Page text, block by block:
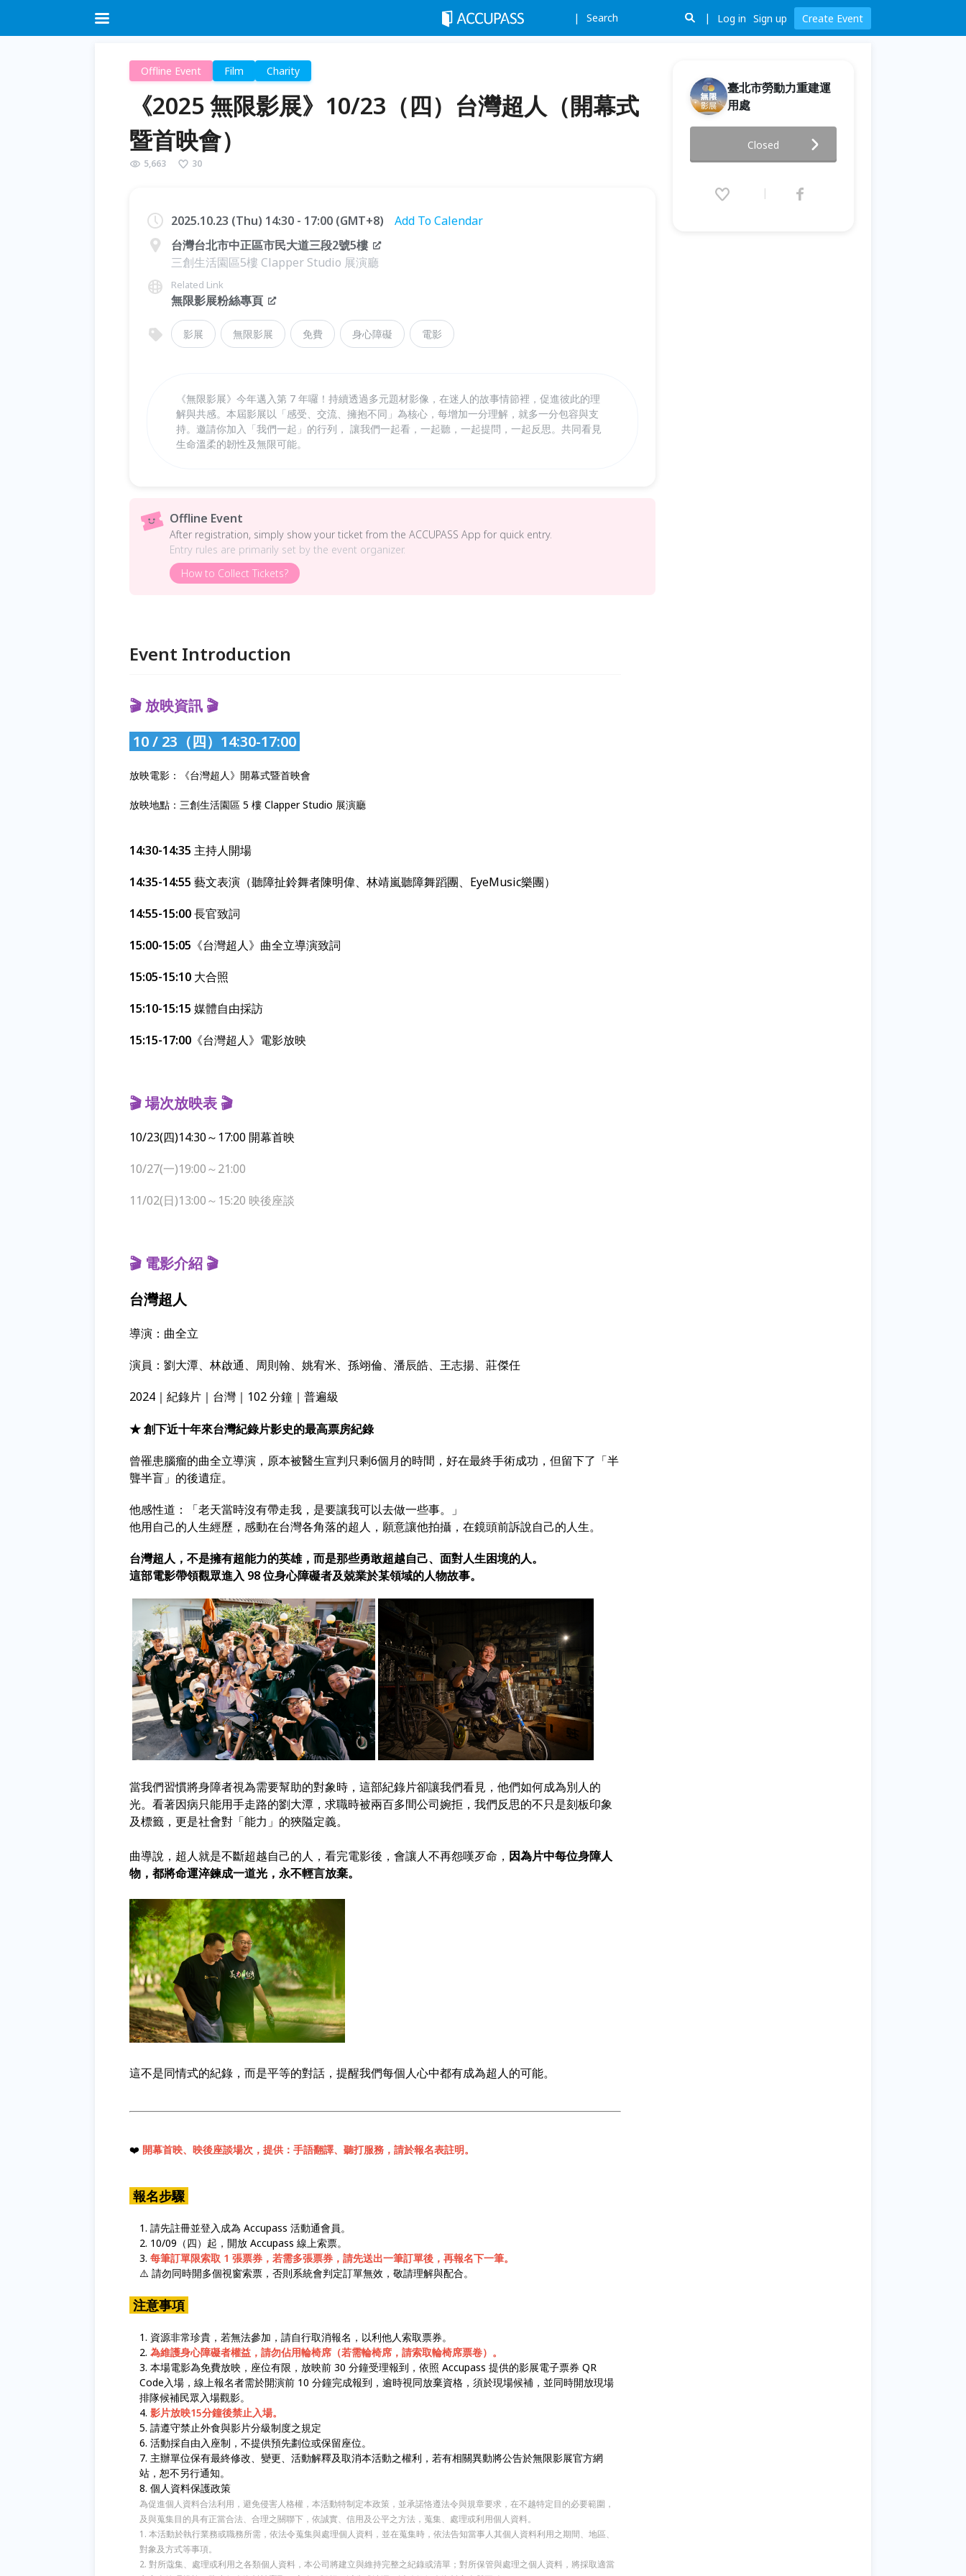
Search Log in Sign up Create Event
Offline Event Film Charity
《2025 無限影展》10/23（四）台灣超人（開幕式
暨首映會）
5,663 30
2025.10.23 (Thu) 14:30 - 17:00 (GMT+8)
Add To Calendar
台灣台北市中正區市民大道三段2號5樓
三創生活園區5樓 Clapper Studio 展演廳
Related Link
無限影展粉絲專頁
影展 無限影展 免費 身心障礙 電影
《無限影展》今年邁入第 7 年囉！持續透過多元題材影像，在迷人的故事情節裡，促進彼此的理
解與共感。本屆影展以「感受、交流、擁抱不同」為核心，每增加一分理解，就多一分包容與支
持。邀請你加入「我們一起」的行列， 讓我們一起看，一起聽，一起提問，一起反思。共同看見
生命溫柔的韌性及無限可能。
Offline Event
After registration, simply show your ticket from the ACCUPASS App for quick entry.
Entry rules are primarily set by the event organizer.
How to Collect Tickets?
Event Introduction
🎬 放映資訊 🎬
10 / 23（四）14:30-17:00
放映電影：《台灣超人》開幕式暨首映會
放映地點：三創生活園區 5 樓 Clapper Studio 展演廳
14:30-14:35 主持人開場
14:35-14:55 藝文表演（聽障扯鈴舞者陳明偉、林靖嵐聽障舞蹈團、EyeMusic樂團）
14:55-15:00長官致詞
15:00-15:05 《台灣超人》曲全立導演致詞
15:05-15:10 大合照
15:10-15:15 媒體自由採訪
15:15-17:00 《台灣超人》電影放映
🎬 場次放映表 🎬
10/23(四)14:30～17:00 開幕首映
10/27(一)19:00～21:00
11/02(日)13:00～15:20 映後座談
🎬 電影介紹 🎬
台灣超人
導演：曲全立
演員：劉大潭、林啟通、周則翰、姚宥米、孫翊倫、潘辰皓、王志揚、莊傑任
2024｜紀錄片｜台灣｜102 分鐘｜普遍級
★ 創下近十年來台灣紀錄片影史的最高票房紀錄
曾罹患腦瘤的曲全立導演，原本被醫生宣判只剩6個月的時間，好在最終手術成功，但留下了「半
聾半盲」的後遺症。
他感性道：「老天當時沒有帶走我，是要讓我可以去做一些事。」
他用自己的人生經歷，感動在台灣各角落的超人，願意讓他拍攝，在鏡頭前訴說自己的人生。
台灣超人，不是擁有超能力的英雄，而是那些勇敢超越自己、面對人生困境的人。
這部電影帶領觀眾進入 98 位身心障礙者及兢業於某領域的人物故事。
當我們習慣將身障者視為需要幫助的對象時，這部紀錄片卻讓我們看見，他們如何成為別人的
光。看著因病只能用手走路的劉大潭，求職時被兩百多間公司婉拒，我們反思的不只是刻板印象
及標籤，更是社會對「能力」的狹隘定義。
曲導說，超人就是不斷超越自己的人，看完電影後，會讓人不再怨嘆歹命， 因為片中每位身障人
物，都將命運淬鍊成一道光，永不輕言放棄。
這不是同情式的紀錄，而是平等的對話，提醒我們每個人心中都有成為超人的可能。
❤️ 開幕首映、映後座談場次，提供：手語翻譯、聽打服務，請於報名表註明。
報名步驟
請先註冊並登入成為 Accupass 活動通會員。
10/09（四）起，開放 Accupass 線上索票。
每筆訂單限索取 1 張票券，若需多張票券，請先送出一筆訂單後，再報名下一筆。
⚠️ 請勿同時開多個視窗索票，否則系統會判定訂單無效，敬請理解與配合。
注意事項
資源非常珍貴，若無法參加，請自行取消報名，以利他人索取票券。
為維護身心障礙者權益，請勿佔用輪椅席（若需輪椅席，請索取輪椅席票卷）。
本場電影為免費放映，座位有限，放映前 30 分鐘受理報到，依照 Accupass 提供的影展電子票券 QR
Code入場，線上報名者需於開演前 10 分鐘完成報到，逾時視同放棄資格，須於現場候補，並同時開放現場
排隊候補民眾入場觀影。
影片放映15分鐘後禁止入場。
請遵守禁止外食與影片分級制度之規定
活動採自由入座制，不提供預先劃位或保留座位。
主辦單位保有最終修改、變更、活動解釋及取消本活動之權利，若有相關異動將公告於無限影展官方網
站，恕不另行通知。
個人資料保護政策
為促進個人資料合法利用，避免侵害人格權，本活動特制定本政策，並承諾恪遵法令與規章要求，在不越特定目的必要範圍，
及與蒐集目的具有正當合法、合理之關聯下，依誠實、信用及公平之方法，蒐集、處理或利用個人資料。
1. 本活動於執行業務或職務所需，依法令蒐集與處理個人資料，並在蒐集時，依法告知當事人其個人資料利用之期間、地區、
對象及方式等事項。
2. 對所蔻集、處理或利用之各類個人資料，本公司將建立與維持完整之紀錄或清單；對所保管與處理之個人資料，將採取適當
臺北市勞動力重建運
用處
台灣超人（開幕式暨首映會）
2025.10.23 (Thu) 14:30 - 17:00
Closed